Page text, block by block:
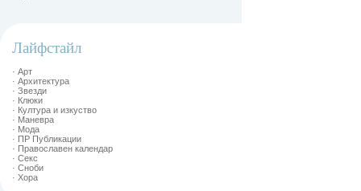
Лайфстайл
· Арт
· Архитектура
· Звезди
· Клюки
· Култура и изкуство
· Маневра
· Мода
· ПР Публикации
· Православен календар
· Секс
· Сноби
· Хора